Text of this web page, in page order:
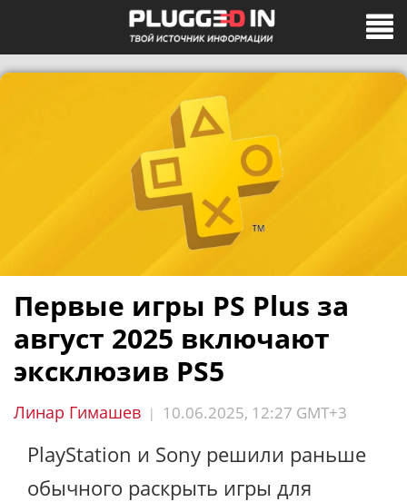
Первые игры PS Plus за
август 2025 включают
эксклюзив PS5
Линар Гимашев | 10.06.2025, 12:27 GMT+3
PlayStation и Sony решили раньше
обычного раскрыть игры для